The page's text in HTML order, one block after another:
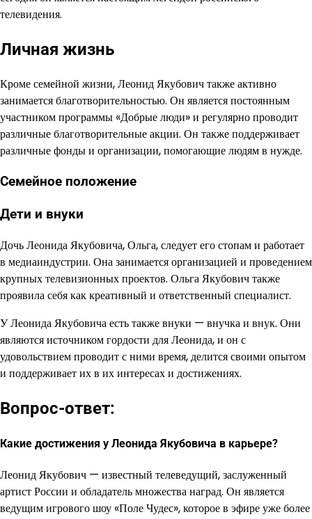
телевидения.
Личная жизнь
Кроме семейной жизни, Леонид Якубович также активно
занимается благотворительностью. Он является постоянным
участником программы «Добрые люди» и регулярно проводит
различные благотворительные акции. Он также поддерживает
различные фонды и организации, помогающие людям в нужде.
Семейное положение
Дети и внуки
Дочь Леонида Якубовича, Ольга, следует его стопам и работает
в медиаиндустрии. Она занимается организацией и проведением
крупных телевизионных проектов. Ольга Якубович также
проявила себя как креативный и ответственный специалист.
У Леонида Якубовича есть также внуки — внучка и внук. Они
являются источником гордости для Леонида, и он с
удовольствием проводит с ними время, делится своими опытом
и поддерживает их в их интересах и достижениях.
Вопрос-ответ:
Какие достижения у Леонида Якубовича в карьере?
Леонид Якубович — известный телеведущий, заслуженный
артист России и обладатель множества наград. Он является
ведущим игрового шоу «Поле Чудес», которое в эфире уже более